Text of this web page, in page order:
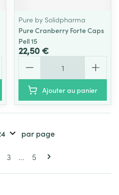
Pure by Solidpharma
Pure Cranberry Forte Caps
Pell 15
22,50 €
Ajouter au panier
Pages
lisez actuellement la page
Page
3 ... Page
5
par page